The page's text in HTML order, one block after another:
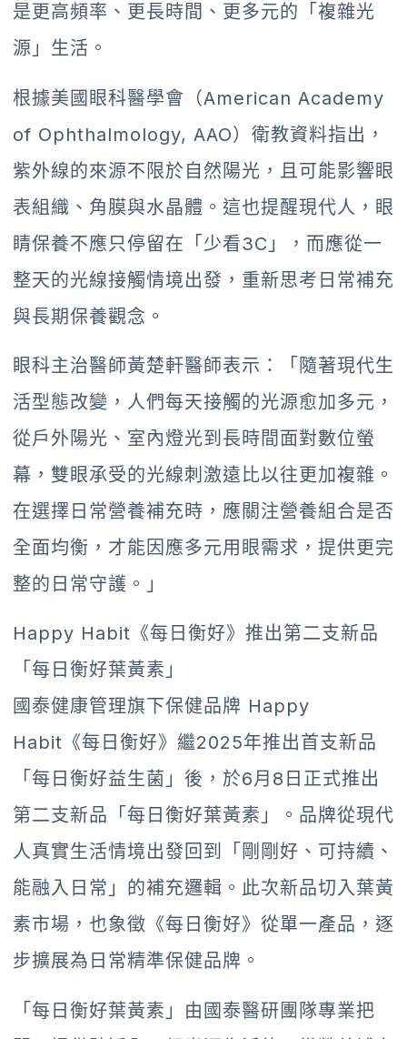
是更高頻率、更長時間、更多元的「複雜光
源」生活。
根據美國眼科醫學會（American Academy
of Ophthalmology, AAO）衛教資料指出，
紫外線的來源不限於自然陽光，且可能影響眼
表組織、角膜與水晶體。這也提醒現代人，眼
睛保養不應只停留在「少看3C」，而應從一
整天的光線接觸情境出發，重新思考日常補充
與長期保養觀念。
眼科主治醫師黃楚軒醫師表示：「隨著現代生
活型態改變，人們每天接觸的光源愈加多元，
從戶外陽光、室內燈光到長時間面對數位螢
幕，雙眼承受的光線刺激遠比以往更加複雜。
在選擇日常營養補充時，應關注營養組合是否
全面均衡，才能因應多元用眼需求，提供更完
整的日常守護。」
Happy Habit《每日衡好》推出第二支新品
「每日衡好葉黃素」
國泰健康管理旗下保健品牌 Happy
Habit《每日衡好》繼2025年推出首支新品
「每日衡好益生菌」後，於6月8日正式推出
第二支新品「每日衡好葉黃素」。品牌從現代
人真實生活情境出發回到「剛剛好、可持續、
能融入日常」的補充邏輯。此次新品切入葉黃
素市場，也象徵《每日衡好》從單一產品，逐
步擴展為日常精準保健品牌。
「每日衡好葉黃素」由國泰醫研團隊專業把